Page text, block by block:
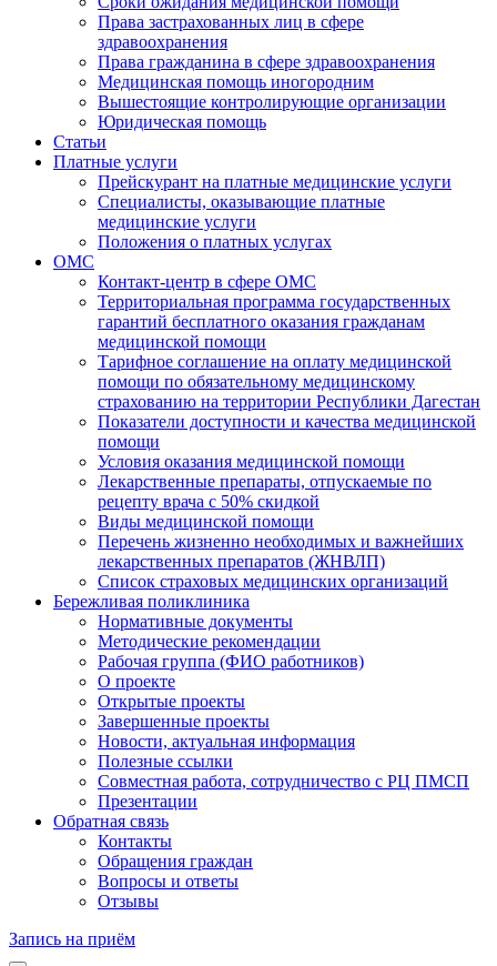
Права застрахованных лиц в сфере
здравоохранения
Права гражданина в сфере здравоохранения
Медицинская помощь иногородним
Вышестоящие контролирующие организации
Юридическая помощь
Статьи
Платные услуги
Прейскурант на платные медицинские услуги
Специалисты, оказывающие платные
медицинские услуги
Положения о платных услугах
ОМС
Контакт-центр в сфере ОМС
Территориальная программа государственных
гарантий бесплатного оказания гражданам
медицинской помощи
Тарифное соглашение на оплату медицинской
помощи по обязательному медицинскому
страхованию на территории Республики Дагестан
Показатели доступности и качества медицинской
помощи
Условия оказания медицинской помощи
Лекарственные препараты, отпускаемые по
рецепту врача с 50% скидкой
Виды медицинской помощи
Перечень жизненно необходимых и важнейших
лекарственных препаратов (ЖНВЛП)
Список страховых медицинских организаций
Бережливая поликлиника
Нормативные документы
Методические рекомендации
Рабочая группа (ФИО работников)
О проекте
Открытые проекты
Завершенные проекты
Новости, актуальная информация
Полезные ссылки
Совместная работа, сотрудничество с РЦ ПМСП
Презентации
Обратная связь
Контакты
Обращения граждан
Вопросы и ответы
Отзывы
Запись на приём